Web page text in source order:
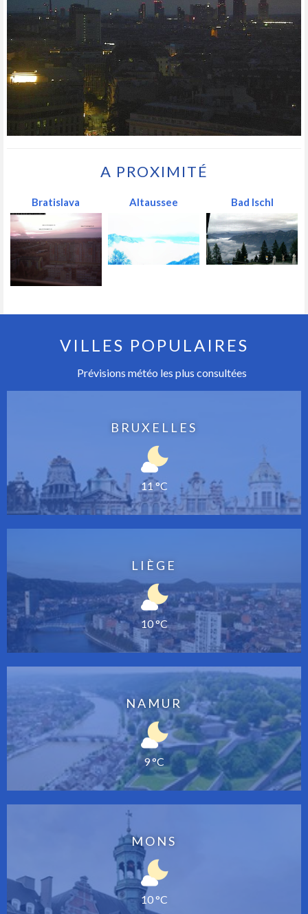
A PROXIMITÉ
Bratislava Altaussee Bad Ischl
VILLES POPULAIRES
Prévisions météo les plus consultées
BRUXELLES
11 °C
LIÈGE
10 °C
NAMUR
9 °C
MONS
10 °C